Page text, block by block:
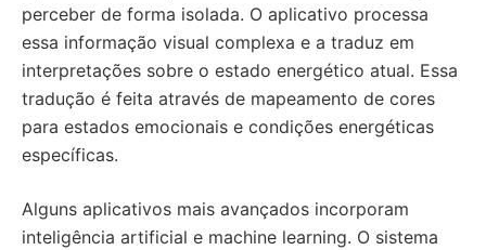
perceber de forma isolada. O aplicativo processa
essa informação visual complexa e a traduz em
interpretações sobre o estado energético atual. Essa
tradução é feita através de mapeamento de cores
para estados emocionais e condições energéticas
específicas.
Alguns aplicativos mais avançados incorporam
inteligência artificial e machine learning. O sistema